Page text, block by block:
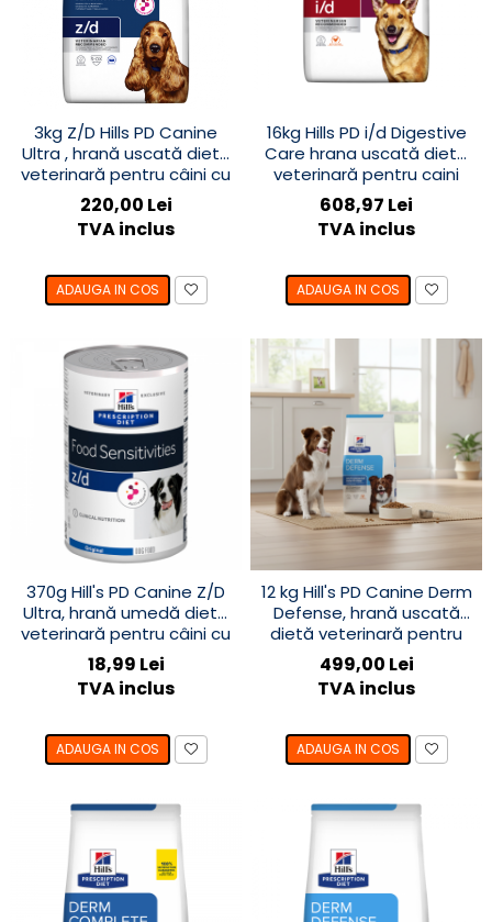
3kg Z/D Hills PD Canine
Ultra , hrană uscată dietă
veterinară pentru câini cu
probleme dermatologice -
Pret special cu livrare
gratuita
220,00 Lei
TVA inclus
ADAUGA IN COS
16kg Hills PD i/d Digestive
Care hrana uscată dietă
veterinară pentru caini
608,97 Lei
TVA inclus
ADAUGA IN COS
370g Hill's PD Canine Z/D
Ultra, hrană umedă dietă
veterinară pentru câini cu
probleme dermatologice
18,99 Lei
TVA inclus
ADAUGA IN COS
12 kg Hill's PD Canine Derm
Defense, hrană uscată
dietă veterinară pentru
câini cu probleme
dermatologice
499,00 Lei
TVA inclus
ADAUGA IN COS